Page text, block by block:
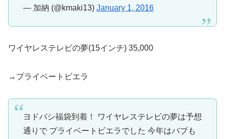
— 加納 (@kmaki13) January 1, 2016
ワイヤレステレビの夢(15インチ) 35,000
→プライベートビエラ
ヨドバシ福袋到着！ ワイヤレステレビの夢は予想
通りで プライベートビエラでした 今年はバブも